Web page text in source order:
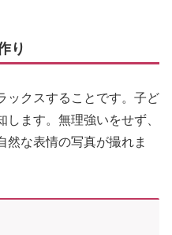
り
ックスすることです。子ど
ます。無理強いをせず、
然な表情の写真が撮れま